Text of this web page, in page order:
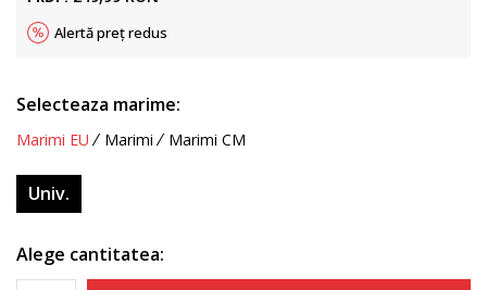
Alertă preț redus
Selecteaza marime:
Marimi EU Marimi Marimi CM
Univ.
Alege cantitatea: